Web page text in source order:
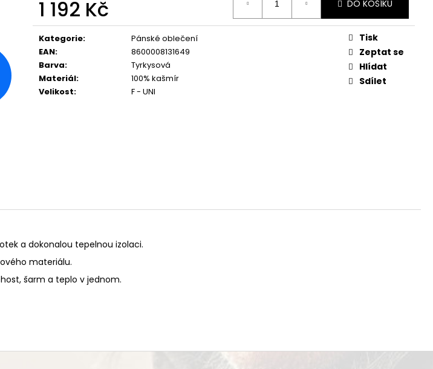
1 192 Kč
Měrná
cena:
DO KOŠÍKU
Kategorie:
Pánské oblečení
EAN:
8600008131649
Barva:
Tyrkysová
Materiál:
100% kašmír
Velikost: F - UNI
Tisk
Zeptat se
Hlídat
Sdílet
a dokonalou tepelnou izolaci.
materiálu.
šarm a teplo v jednom.